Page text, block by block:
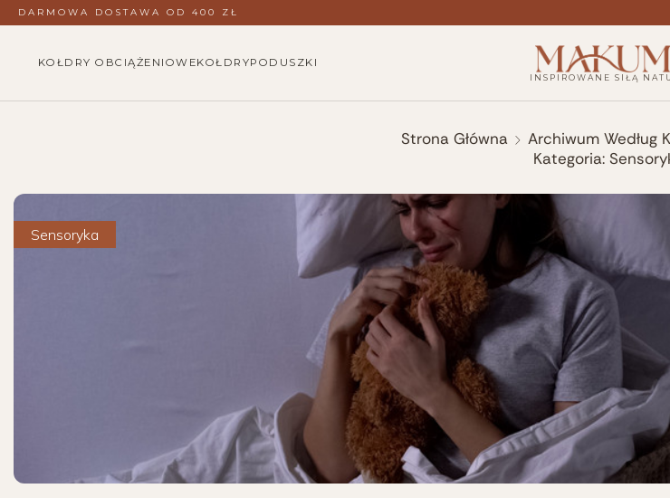
DARMOWA DOSTAWA OD 400 ZŁ
KOŁDRY OBCIĄŻENIOWEKOŁDRYPODUSZKI
INSPIROWANE SIŁĄ
Strona Główna
Archiwum Według
Kategoria:
Sensoryka